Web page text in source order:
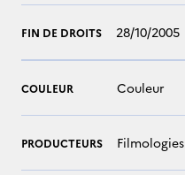
FIN DE DROITS 28/10/2005
COULEUR Couleur
PRODUCTEURS Filmologies